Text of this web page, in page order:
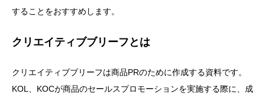
することをおすすめします。
クリエイティブブリーフとは
クリエイティブブリーフは商品PRのために作成する資料です。
KOL、KOCが商品のセールスプロモーションを実施する際に、成